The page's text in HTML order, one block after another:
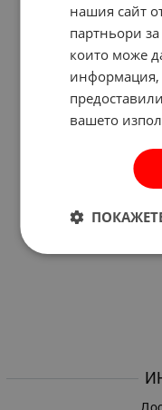
нашия сайт
партньори
които може
информация,
вашето